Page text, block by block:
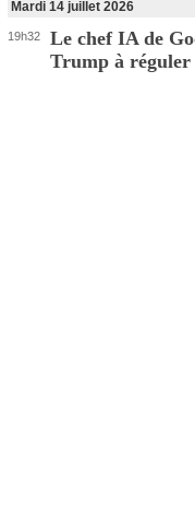
Mardi 14 juillet 2026
19h32
Le chef IA de
Trump à